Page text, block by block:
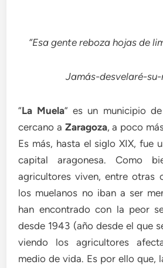
“Esa gente reboza hojas de
Jamás-desvelaré-su-
“La Muela” es un municipio
cercano a Zaragoza, a poco
Es más, hasta el siglo XIX, fue
capital aragonesa. Como
agricultores viven, entre otras
los muelanos no iban a ser
han encontrado con la peor
desde 1943 (año desde el que
viendo los agricultores
medio de vida. Es por ello que,